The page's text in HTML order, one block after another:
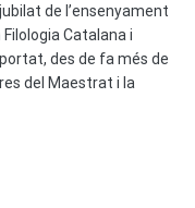
de l’ensenyament
Catalana i
des de fa més de
del Maestrat i la